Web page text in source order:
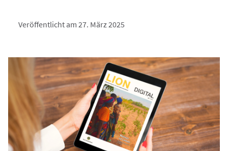
Veröffentlicht am 27. März 2025